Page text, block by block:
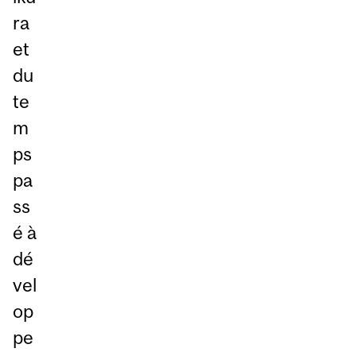
ra
et
du
te
m
ps
pa
ss
é à
dé
vel
op
pe